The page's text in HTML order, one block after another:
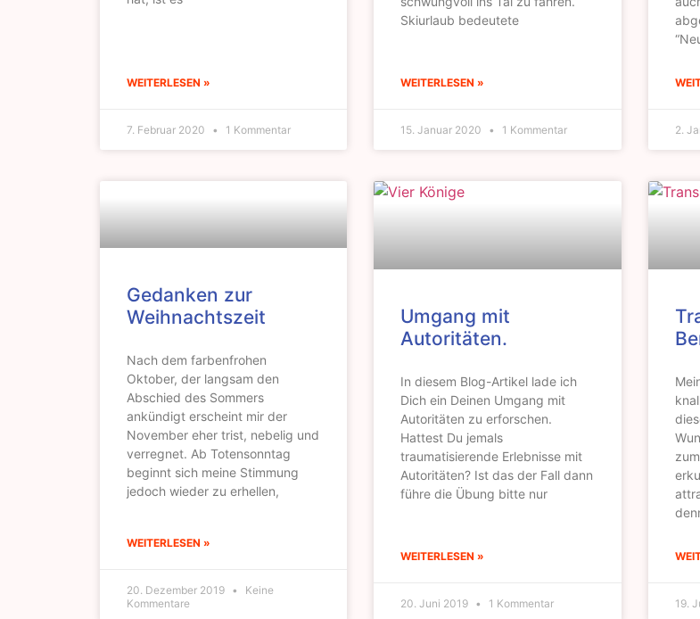
WEITERLESEN »
7. Februar 2020 1 Kommentar
Skiurlaub bedeutete
WEITERLESEN »
15. Januar 2020 1 Kommentar 2.
Gedanken zur
Weihnachtszeit
Nach dem farbenfrohen
Oktober, der langsam den
Abschied des Sommers
ankündigt erscheint mir der
November eher trist, nebelig und
verregnet. Ab Totensonntag
beginnt sich meine Stimmung
jedoch wieder zu erhellen,
WEITERLESEN »
20. Dezember 2019
Keine
Kommentare
Umgang mit
Autoritäten.
In diesem Blog-Artikel lade ich
Dich ein Deinen Umgang mit
Autoritäten zu erforschen.
Hattest Du jemals
traumatisierende Erlebnisse mit
Autoritäten? Ist das der Fall dann
führe die Übung bitte nur
WEITERLESEN »
20. Juni 2019 1 Kommentar 19.